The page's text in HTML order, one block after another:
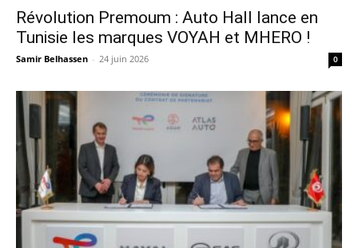
Révolution Premoum : Auto Hall lance en
Tunisie les marques VOYAH et MHERO !
Samir Belhassen - 24 juin 2026 0